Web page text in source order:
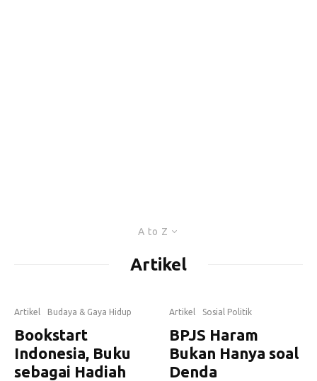
A to Z
Artikel
Artikel Budaya & Gaya Hidup
Bookstart
Indonesia, Buku
sebagai Hadiah
Artikel Sosial Politik
BPJS Haram
Bukan Hanya soal
Denda